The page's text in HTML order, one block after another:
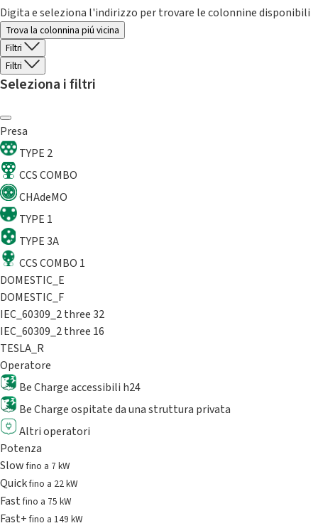
Digita e seleziona l'indirizzo per trovare le colonnine disponibili
Trova la colonnina piú vicina
Filtri
Filtri
Seleziona i filtri
Presa
TYPE 2
CCS COMBO
CHAdeMO
TYPE 1
TYPE 3A
CCS COMBO 1
DOMESTIC_E
DOMESTIC_F
IEC_60309_2 three 32
IEC_60309_2 three 16
TESLA_R
Operatore
Be Charge accessibili h24
Be Charge ospitate da una struttura privata
Altri operatori
Potenza
Slowfino a 7 kW
Quickfino a 22 kW
Fastfino a 75 kW
Fast+fino a 149 kW